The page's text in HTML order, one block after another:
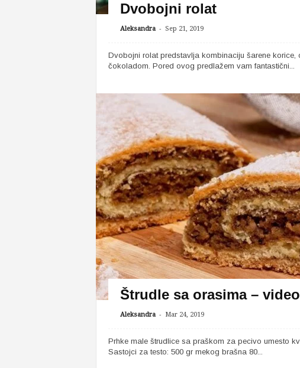
Dvobojni rolat
Aleksandra - Sep 21, 2019
Dvobojni rolat predstavlja kombinaciju šarene
čokoladom. Pored ovog predlažem vam fantastični...
Štrudle sa orasima – video
Aleksandra - Mar 24, 2019
Prhke male štrudlice sa praškom za pecivo umesto
Sastojci za testo: 500 gr mekog brašna 80...